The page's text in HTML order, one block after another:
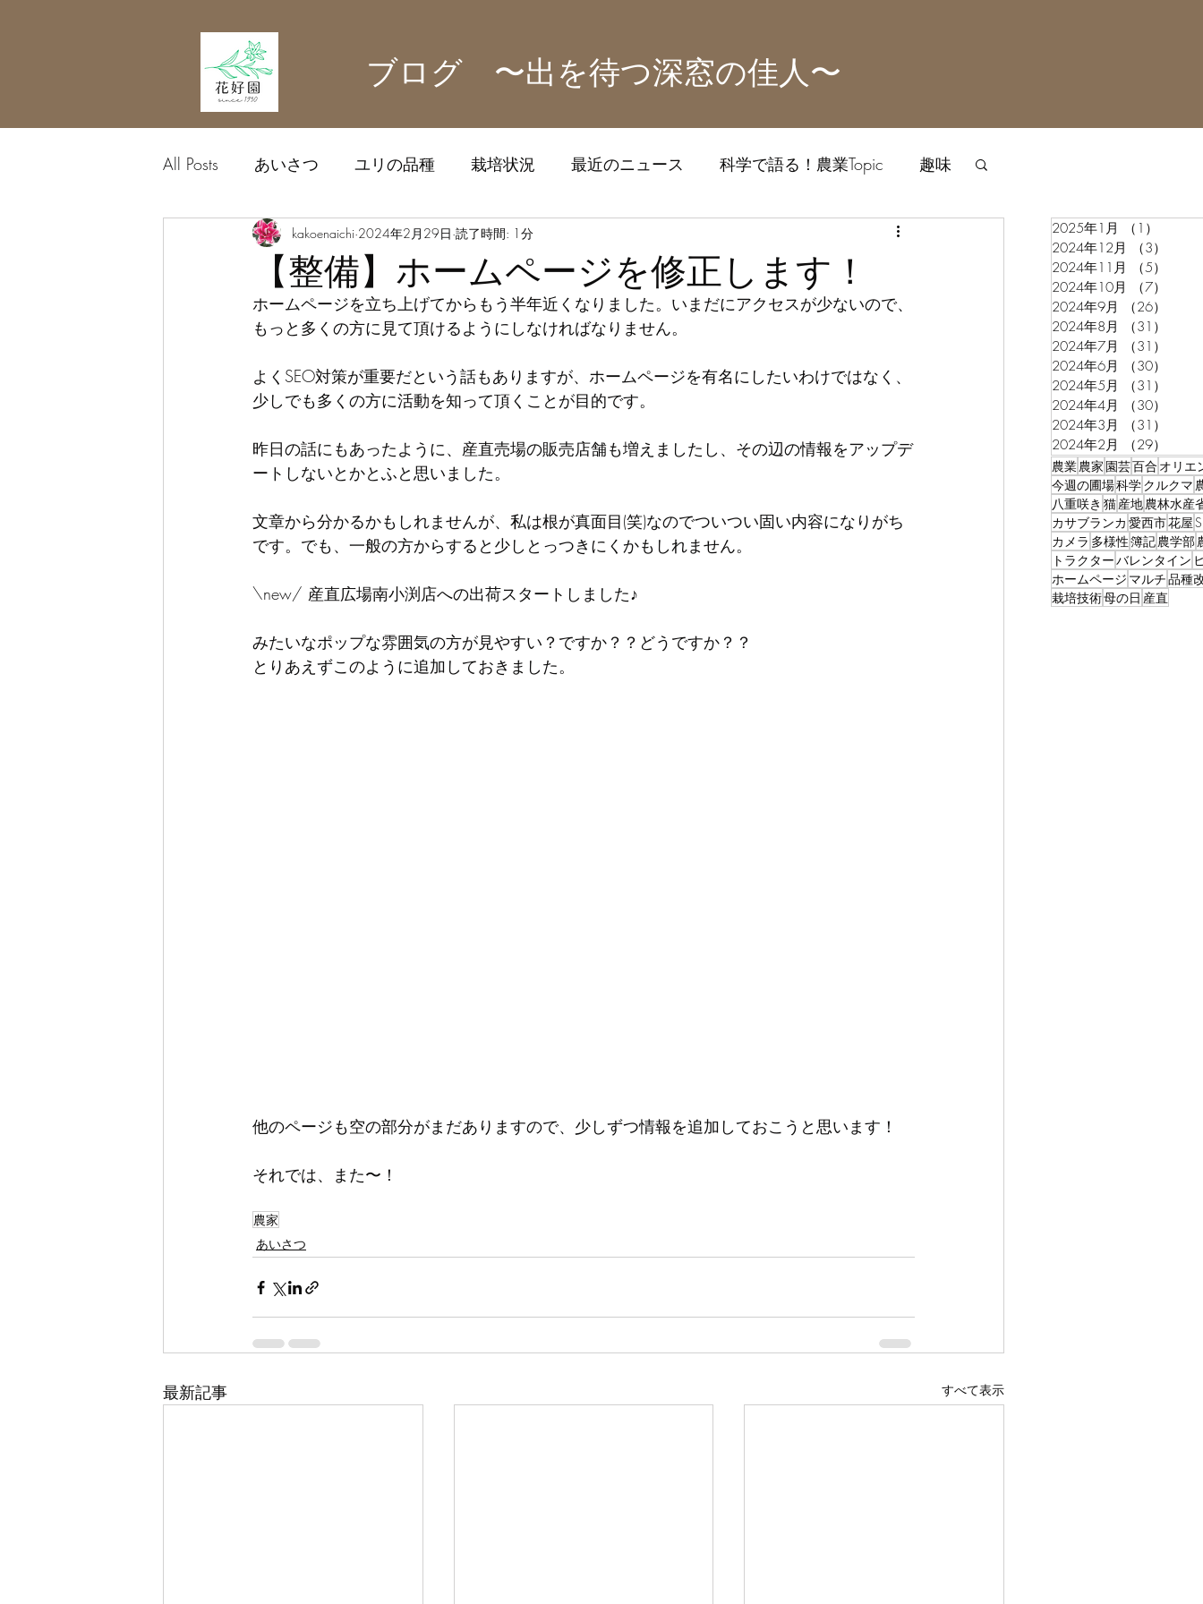
ブログ 〜出を待つ深窓の佳人〜
All Posts あいさつ ユリの品種 栽培状況 最近のニュース 科学で語る！農業Topic 趣味
農業資材 中日ドラゴンズ
【整備】ホームページを修正します！
kakoenaichi 2024年2月29日 読了時間: 1分
ホームページを立ち上げてからもう半年近くなりました。いまだにアクセスが少ないので、
もっと多くの方に見て頂けるようにしなければなりません。
よくSEO対策が重要だという話もありますが、ホームページを有名にしたいわけではなく、
少しでも多くの方に活動を知って頂くことが目的です。
昨日の話にもあったように、産直売場の販売店舗も増えましたし、その辺の情報をアップデ
ートしないとかとふと思いました。
文章から分かるかもしれませんが、私は根が真面目(笑)なのでついつい固い内容になりがち
です。でも、一般の方からすると少しとっつきにくかもしれません。
\new/ 産直広場南小渕店への出荷スタートしました♪
みたいなポップな雰囲気の方が見やすい？ですか？？どうですか？？
とりあえずこのように追加しておきました。
他のページも空の部分がまだありますので、少しずつ情報を追加しておこうと思います！
それでは、また〜！
農家
あいさつ
最新記事 すべて表示
2025年1月 （1）
2024年12月
（3）
2024年11月
（5）
2024年10月
（7）
2024年9月
（26）
2024年8月
（31）
2024年7月
（31）
2024年6月
（30）
2024年5月
（31）
2024年4月
（30）
2024年3月
（31）
2024年2月
（29）
農業農家 園芸百合 オリエ
今週の圃場科学クルクマ
八重咲き 猫産地農林水産
カサブランカ 愛西市花屋
カメラ 多様性簿記農学部
トラクターバレンタイン
ホームページ マルチ品種
栽培技術母の日 産直